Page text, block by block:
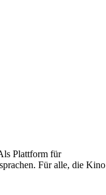
Plattform für
Für alle, die Kino